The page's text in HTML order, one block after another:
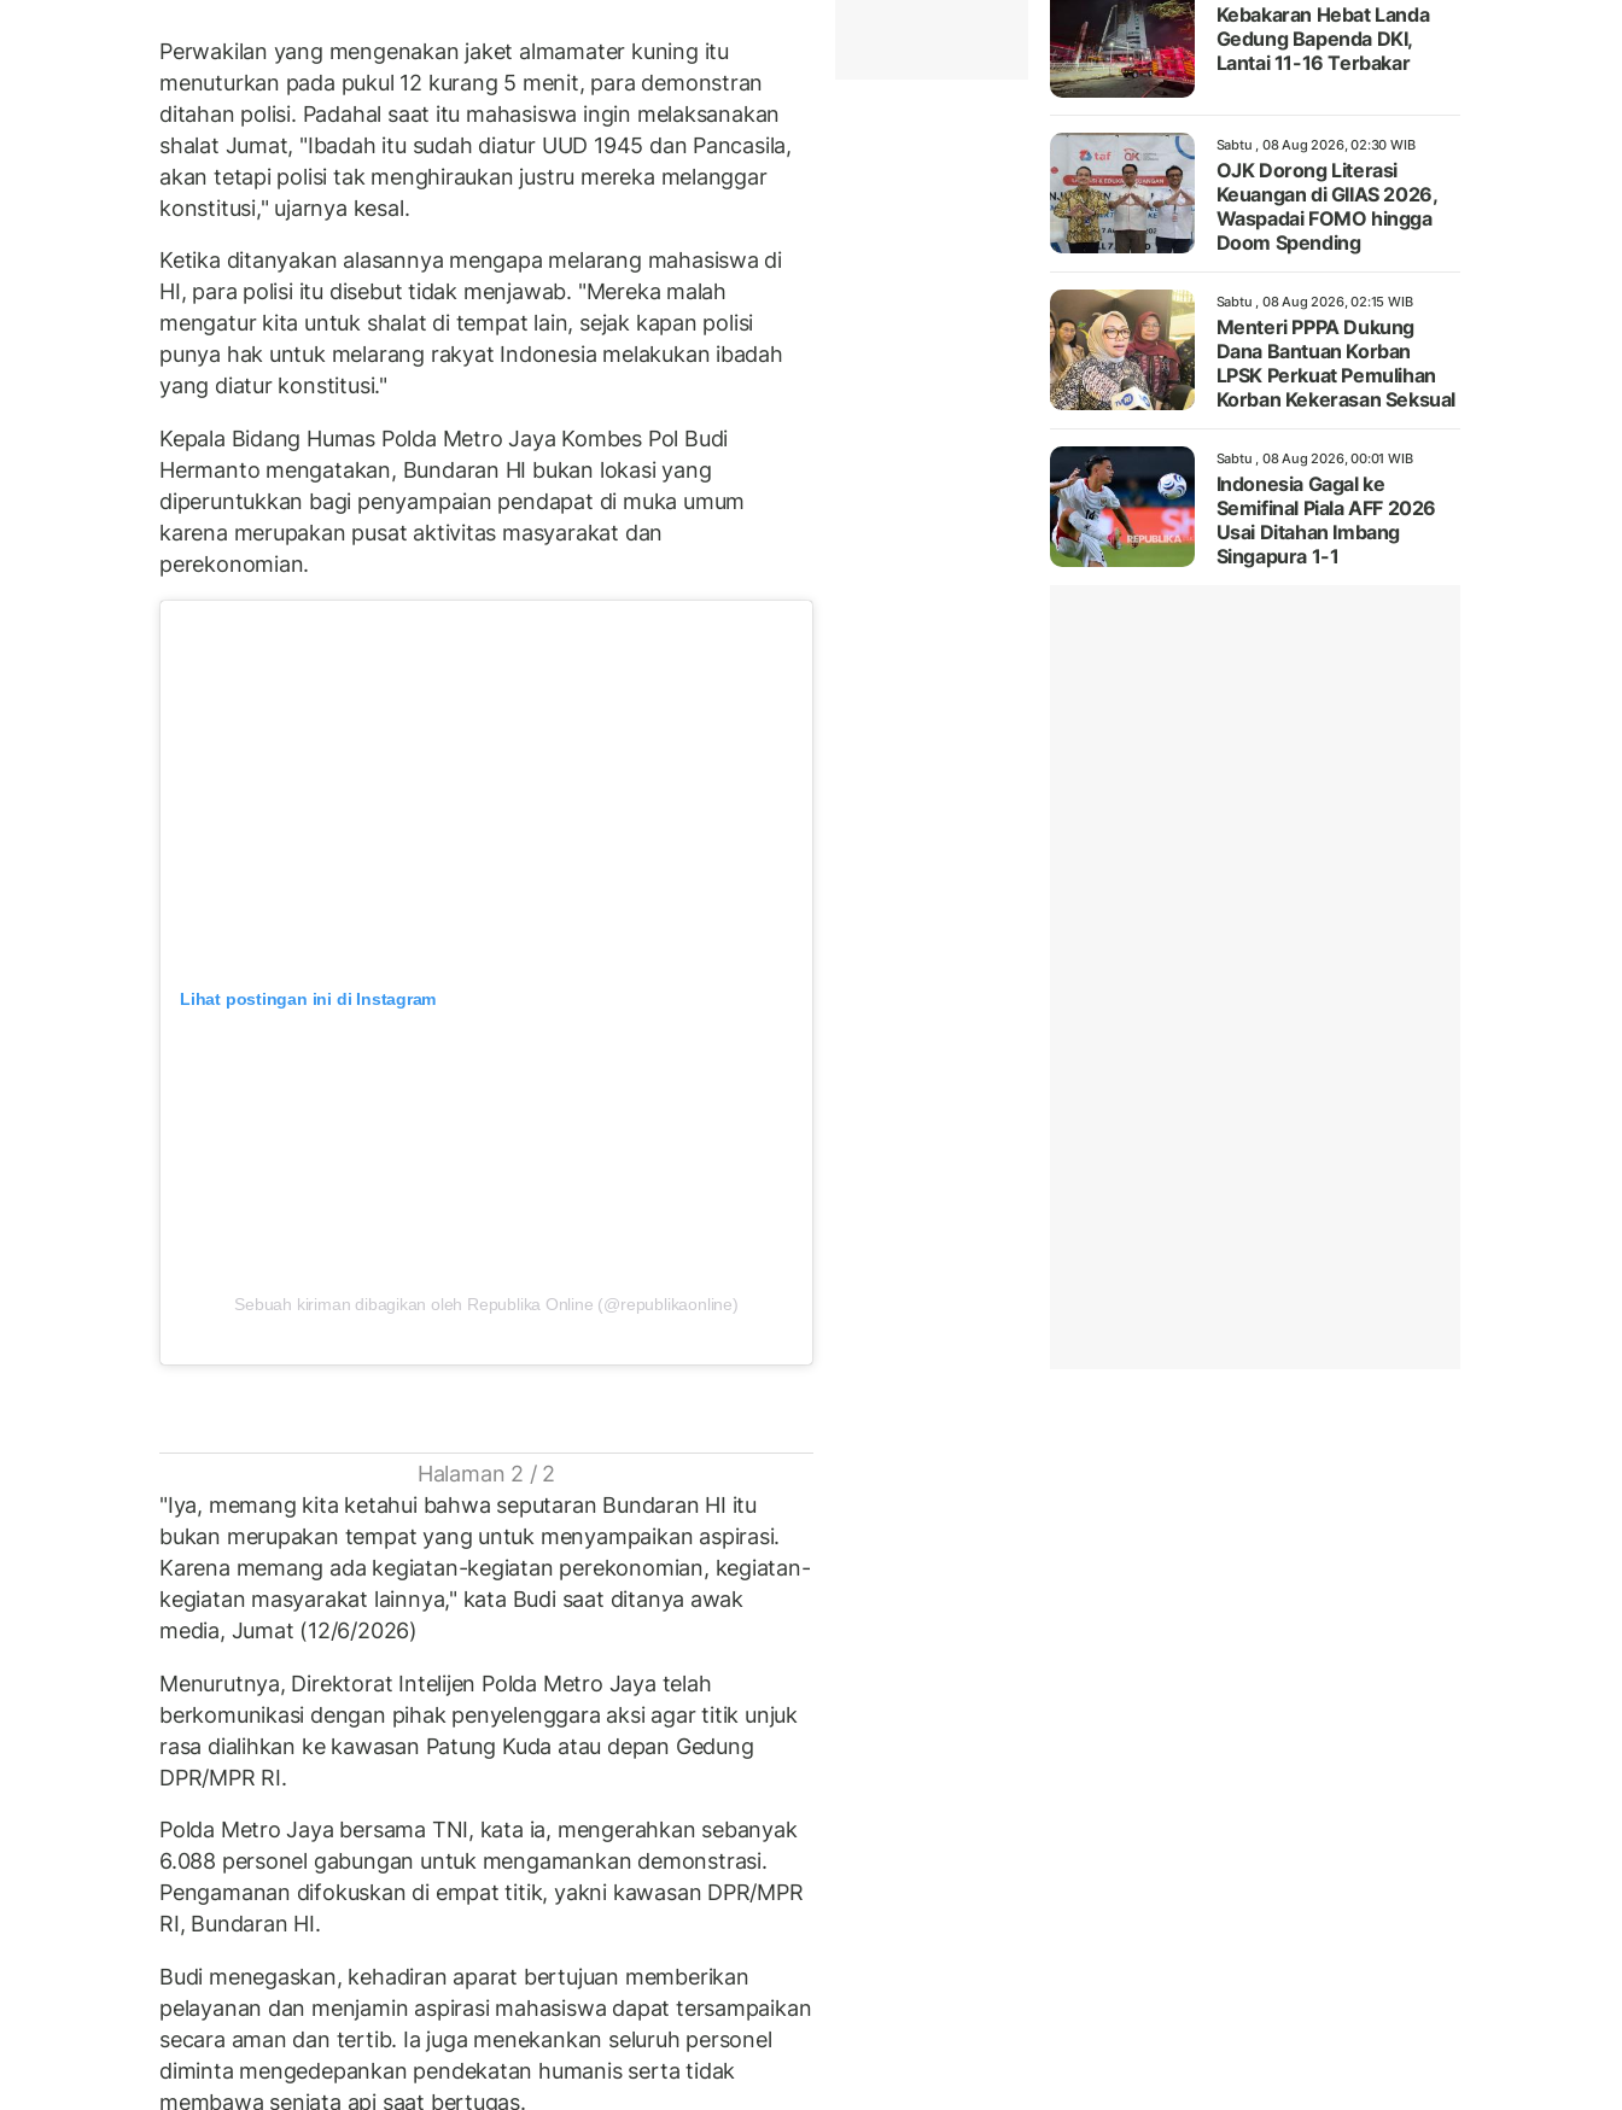
Perwakilan yang mengenakan jaket almamater kuning itu
menuturkan pada pukul 12 kurang 5 menit, para demonstran
ditahan polisi. Padahal saat itu mahasiswa ingin melaksanakan
shalat Jumat, "Ibadah itu sudah diatur UUD 1945 dan Pancasila,
akan tetapi polisi tak menghiraukan justru mereka melanggar
konstitusi," ujarnya kesal.
Ketika ditanyakan alasannya mengapa melarang mahasiswa di
HI, para polisi itu disebut tidak menjawab. "Mereka malah
mengatur kita untuk shalat di tempat lain, sejak kapan polisi
punya hak untuk melarang rakyat Indonesia melakukan ibadah
yang diatur konstitusi."
Kepala Bidang Humas Polda Metro Jaya Kombes Pol Budi
Hermanto mengatakan, Bundaran HI bukan lokasi yang
diperuntukkan bagi penyampaian pendapat di muka umum
karena merupakan pusat aktivitas masyarakat dan
perekonomian.
Lihat postingan ini di Instagram
Sebuah kiriman dibagikan oleh Republika Online (@republikaonline)
Halaman 2 / 2
"Iya, memang kita ketahui bahwa seputaran Bundaran HI itu
bukan merupakan tempat yang untuk menyampaikan aspirasi.
Karena memang ada kegiatan-kegiatan perekonomian, kegiatan-
kegiatan masyarakat lainnya," kata Budi saat ditanya awak
media, Jumat (12/6/2026)
Menurutnya, Direktorat Intelijen Polda Metro Jaya telah
berkomunikasi dengan pihak penyelenggara aksi agar titik unjuk
rasa dialihkan ke kawasan Patung Kuda atau depan Gedung
DPR/MPR RI.
Polda Metro Jaya bersama TNI, kata ia, mengerahkan sebanyak
6.088 personel gabungan untuk mengamankan demonstrasi.
Pengamanan difokuskan di empat titik, yakni kawasan DPR/MPR
RI, Bundaran HI.
Budi menegaskan, kehadiran aparat bertujuan memberikan
pelayanan dan menjamin aspirasi mahasiswa dapat tersampaikan
secara aman dan tertib. Ia juga menekankan seluruh personel
diminta mengedepankan pendekatan humanis serta tidak
membawa senjata api saat bertugas.
Kebakaran Hebat Landa
Gedung Bapenda DKI,
Lantai 11-16 Terbakar
Sabtu , 08 Aug 2026, 02:30 WIB
OJK Dorong Literasi
Keuangan di GIIAS 2026,
Waspadai FOMO hingga
Doom Spending
Sabtu , 08 Aug 2026, 02:15 WIB
Menteri PPPA Dukung
Dana Bantuan Korban
LPSK Perkuat Pemulihan
Korban Kekerasan Seksual
Sabtu , 08 Aug 2026, 00:01 WIB
Indonesia Gagal ke
Semifinal Piala AFF 2026
Usai Ditahan Imbang
Singapura 1-1